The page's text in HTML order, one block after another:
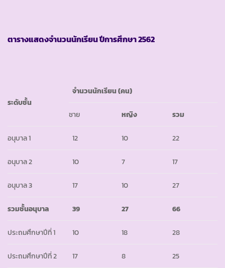
ตารางแสดงจำนวนนักเรียน ปีการศึกษา2562
ระดับชั้น
จำนวนนักเรียน (คน)
ชาย หญิง รวม
อนุบาล 1 12 10 22
อนุบาล 2 10 7 17
อนุบาล 3 17 10 27
รวมชั้นอนุบาล 39 27 66
ประถมศึกษาปีที่ 1 10 18 28
ประถมศึกษาปีที่ 2 17 8 25